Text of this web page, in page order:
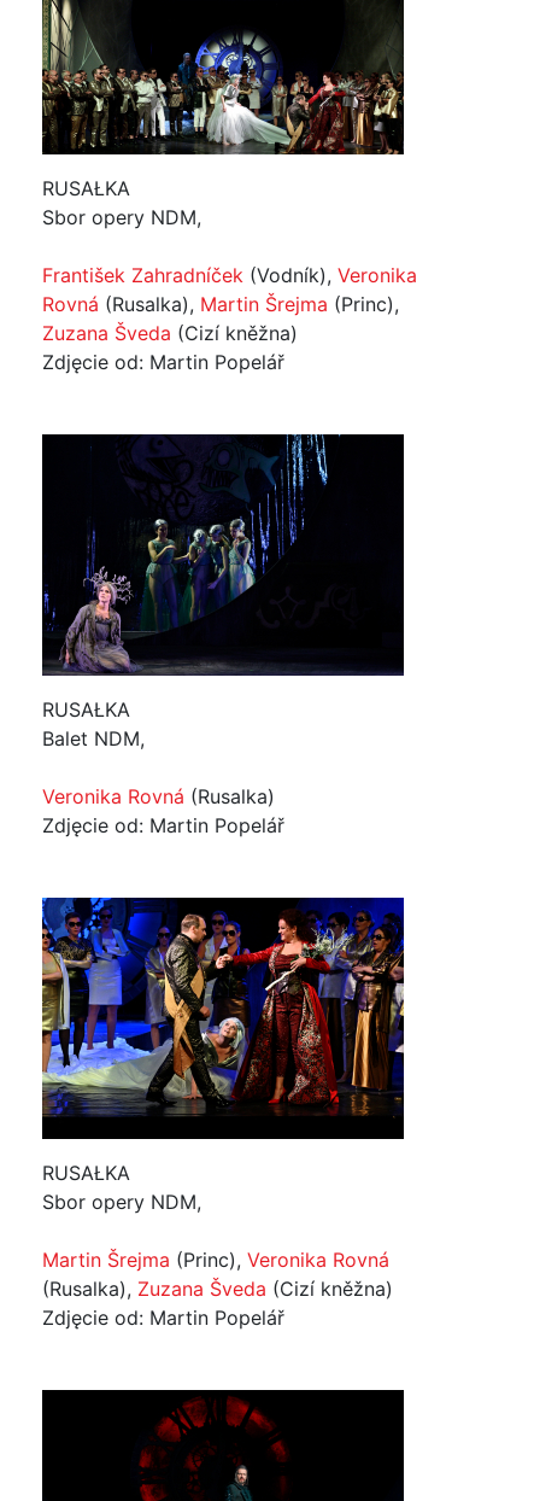
RUSAŁKA
Sbor opery NDM,
František Zahradníček (Vodník), Veronika
Rovná (Rusalka), Martin Šrejma (Princ),
Zuzana Šveda (Cizí kněžna)
Zdjęcie od: Martin Popelář
RUSAŁKA
Balet NDM,
Veronika Rovná (Rusalka)
Zdjęcie od: Martin Popelář
RUSAŁKA
Sbor opery NDM,
Martin Šrejma (Princ), Veronika Rovná
(Rusalka), Zuzana Šveda (Cizí kněžna)
Zdjęcie od: Martin Popelář